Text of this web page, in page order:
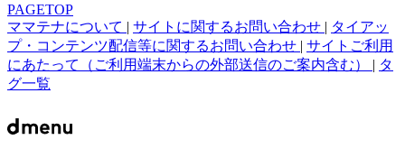
PAGETOP
ママテナについて | サイトに関するお問い合わせ | タイアッ
プ・コンテンツ配信等に関するお問い合わせ | サイトご利用
にあたって（ご利用端末からの外部送信のご案内含む） | タ
グ一覧